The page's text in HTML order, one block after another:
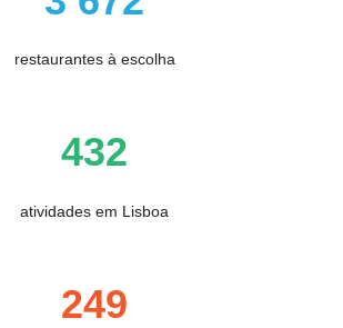
restaurantes à escolha
432
atividades em Lisboa
249